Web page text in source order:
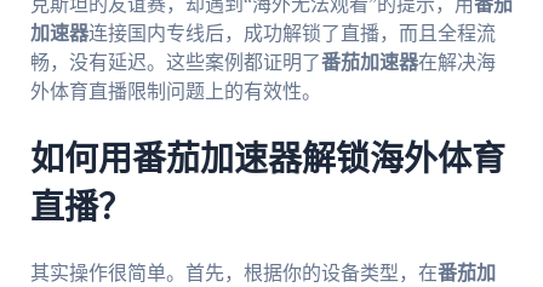
克斯坦的友谊赛，却遇到“海外无法观看”的提示，用番茄
加速器连接国内专线后，成功解锁了直播，而且全程流
畅，没有延迟。这些案例都证明了番茄加速器在解决海
外体育直播限制问题上的有效性。
如何用番茄加速器解锁海外体育
直播？
其实操作很简单。首先，根据你的设备类型，在番茄加